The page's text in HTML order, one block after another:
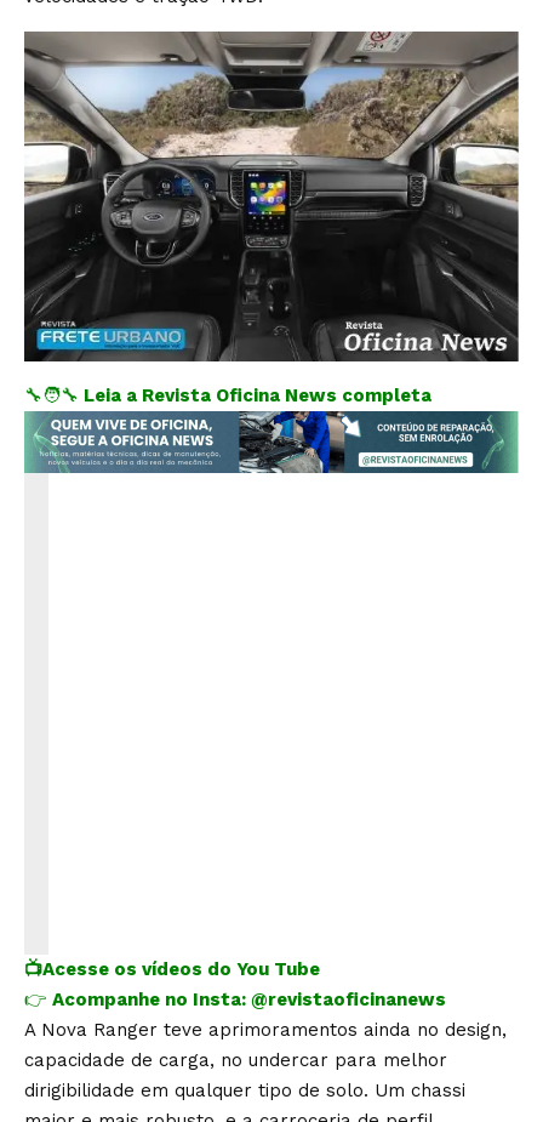
🔧🧑‍🔧 Leia a Revista Oficina News completa
📺Acesse os vídeos do You Tube
👉 Acompanhe no Insta: @revistaoficinanews
A Nova Ranger teve aprimoramentos ainda no design,
capacidade de carga, no undercar para melhor
dirigibilidade em qualquer tipo de solo. Um chassi